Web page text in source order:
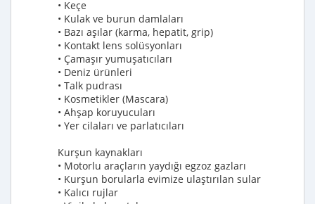
• Keçe
• Kulak ve burun damlaları
• Bazı aşılar (karma, hepatit, grip)
• Kontakt lens solüsyonları
• Çamaşır yumuşatıcıları
• Deniz ürünleri
• Talk pudrası
• Kosmetikler (Mascara)
• Ahşap koruyucuları
• Yer cilaları ve parlatıcıları
Kurşun kaynakları
• Motorlu araçların yaydığı egzoz gazları
• Kurşun borularla evimize ulaştırılan sular
• Kalıcı rujlar